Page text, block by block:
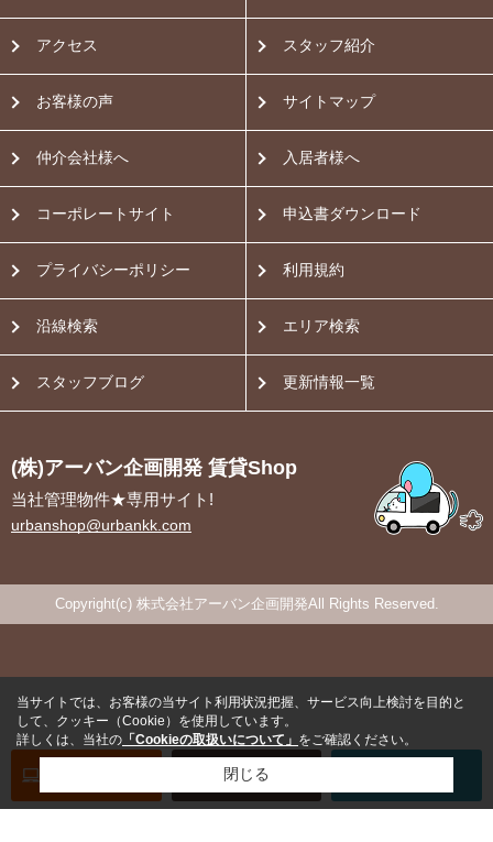
お問い合わせ
アクセス スタッフ紹介
お客様の声 サイトマップ
仲介会社様へ 入居者様へ
コーポレートサイト 申込書ダウンロード
プライバシーポリシー 利用規約
沿線検索 エリア検索
スタッフブログ 更新情報一覧
(株)アーバン企画開発 賃貸Shop
当社管理物件★専用サイト!
urbanshop@urbankk.com
Copyright(c) 株式会社アーバン企画開発All Rights Reserved.
当サイトでは、お客様の当サイト利用状況把握、サービス向上検討を目的と
して、クッキー（Cookie）を使用しています。
詳しくは、当社の 「Cookieの取扱いについて」 をご確認ください。
閉じる